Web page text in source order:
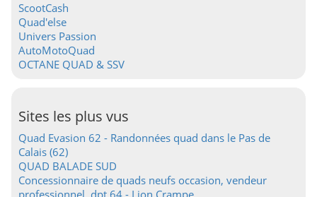
ScootCash
Quad'else
Univers Passion
AutoMotoQuad
OCTANE QUAD & SSV
Sites les plus vus
Quad Evasion 62 - Randonnées quad dans le Pas de
Calais (62)
QUAD BALADE SUD
Concessionnaire de quads neufs occasion, vendeur
professionnel, dpt 64 - Lion Crampe